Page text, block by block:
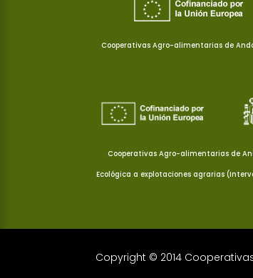
Cooperativas Agro-alimentarias de
Cooperativas Agro-alimentarias de
Ecológica a explotaciones agrarias
Copyright © 2014